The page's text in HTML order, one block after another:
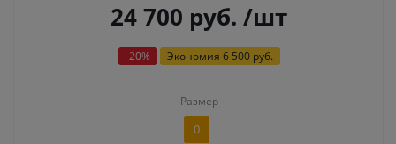
24 700 руб. /шт
-20% Экономия 6 500 руб.
Размер
0